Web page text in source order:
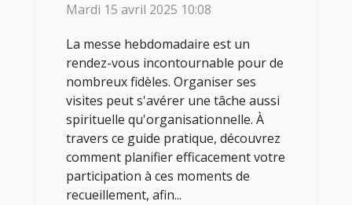
Mardi 15 avril 2025 10:08
La messe hebdomadaire est un
rendez-vous incontournable pour de
nombreux fidèles. Organiser ses
visites peut s'avérer une tâche aussi
spirituelle qu'organisationnelle. À
travers ce guide pratique, découvrez
comment planifier efficacement votre
participation à ces moments de
recueillement, afin...